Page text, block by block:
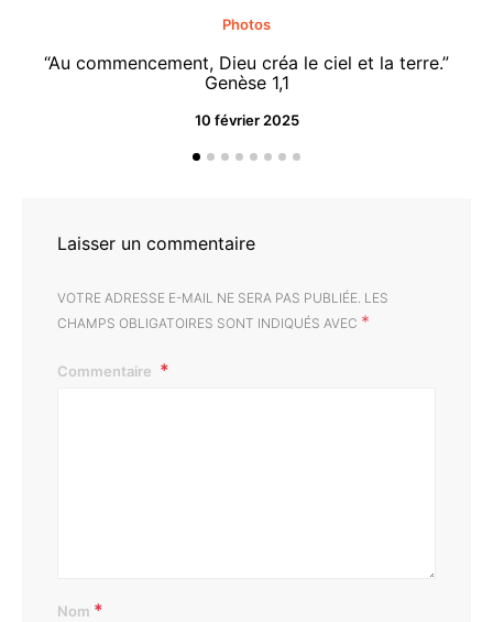
Photos
“Au commencement, Dieu créa le ciel et la terre.”
Genèse 1,1
10 février 2025
Laisser un commentaire
VOTRE ADRESSE E-MAIL NE SERA PAS PUBLIÉE. LES
CHAMPS OBLIGATOIRES SONT INDIQUÉS AVEC *
Commentaire
Nom *